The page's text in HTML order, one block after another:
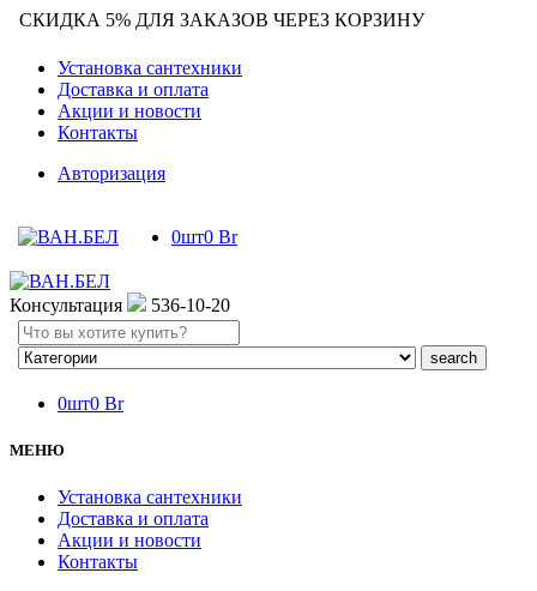
СКИДКА 5% ДЛЯ ЗАКАЗОВ ЧЕРЕЗ КОРЗИНУ
Установка сантехники
Доставка и оплата
Акции и новости
Контакты
Авторизация
0шт0 Br
Консультация
536-10-20
Search
here
0шт0 Br
МЕНЮ
Установка сантехники
Доставка и оплата
Акции и новости
Контакты